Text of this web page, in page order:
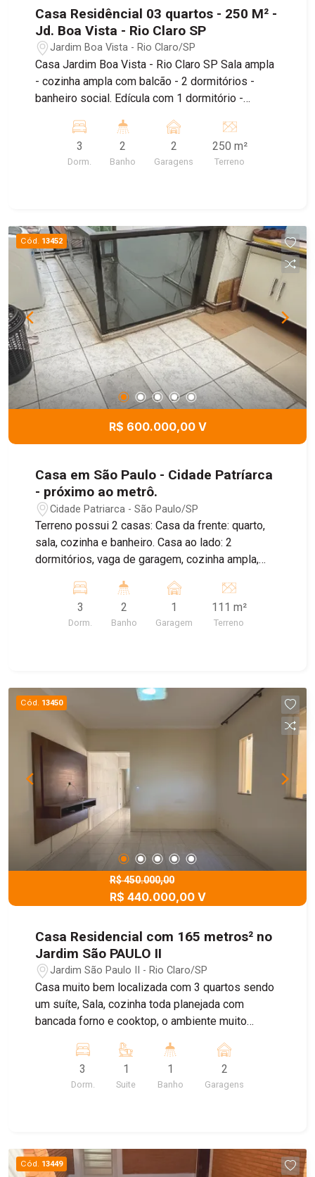
Casa Residêncial 03 quartos - 250 M² -
Jd. Boa Vista - Rio Claro SP
Jardim Boa Vista - Rio Claro/SP
Casa Jardim Boa Vista - Rio Claro SP Sala ampla
- cozinha ampla com balcão - 2 dormitórios -
banheiro social. Edícula com 1 dormitório -
3
Dorm.
2
Banho
2
Garagens
250 m²
Terreno
Cód. 13452
R$ 600.000,00 V
Casa em São Paulo - Cidade Patríarca
- próximo ao metrô.
Cidade Patriarca - São Paulo/SP
Terreno possui 2 casas: Casa da frente: quarto,
sala, cozinha e banheiro. Casa ao lado: 2
dormitórios, vaga de garagem, cozinha ampla,
Patriarca Localização excelente próximo a todo
comércio, feira livre, escolas, posto de saúde.
Fácil acesso a Radial Leste.
3
Dorm.
2
Banho
1
Garagem
111 m²
Terreno
Cód. 13450
R$ 450.000,00
R$ 440.000,00 V
Casa Residencial com 165 metros² no
Jardim São PAULO II
Jardim São Paulo II - Rio Claro/SP
Casa muito bem localizada com 3 quartos sendo
um suíte, Sala, cozinha toda planejada com
bancada forno e cooktop, o ambiente muito
eletrônico, e belo quintal uma parte coberta e
outra para um belo lazer. Cerca Elétrica. Parte
elétrica muito bem feita.
3
Dorm.
1
Suite
1
Banho
2
Garagens
Cód. 13449